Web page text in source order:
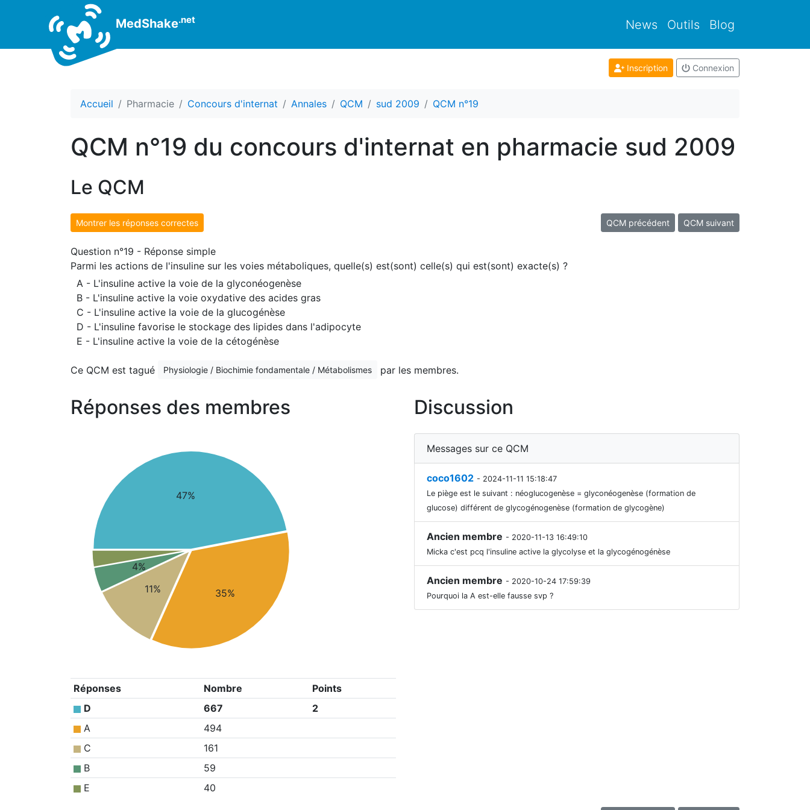
MedShake.net News Outils Blog
Inscription Connexion
Accueil Pharmacie Concours d'internat Annales QCM sud 2009 QCM n°19
QCM n°19 du concours d'internat en pharmacie sud 2009
Le QCM
Montrer les réponses correctes QCM précédent QCM suivant
Question n°19 - Réponse simple
Parmi les actions de l'insuline sur les voies métaboliques, quelle(s) est(sont) celle(s) qui est(sont) exacte(s) ?
A - L'insuline active la voie de la glyconéogenèse
B - L'insuline active la voie oxydative des acides gras
C - L'insuline active la voie de la glucogénèse
D - L'insuline favorise le stockage des lipides dans l'adipocyte
E - L'insuline active la voie de la cétogénèse
Ce QCM est tagué Physiologie / Biochimie fondamentale / Métabolismes par les membres.
Réponses des membres
47%
35%
11%
4%
Réponses Nombre
Points
D
667
2
A
494
C
161
B
59
E
40
Discussion
Messages sur ce QCM
coco1602 - 2024-11-11 15:18:47
Le piège est le suivant : néoglucogenèse = glyconéogenèse (formation de
glucose) différent de glycogénogenèse (formation de glycogène)
Ancien membre - 2020-11-13 16:49:10
Micka c'est pcq l'insuline active la glycolyse et la glycogénogénèse
Ancien membre - 2020-10-24 17:59:39
Pourquoi la A est-elle fausse svp ?